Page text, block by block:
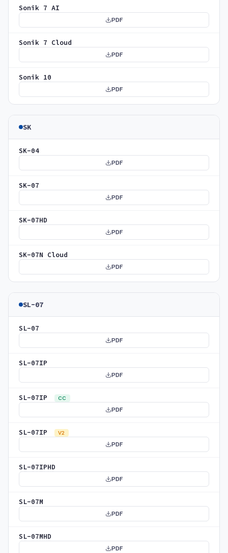
Sonik 7 AI
PDF
Sonik 7 Cloud
PDF
Sonik 10
PDF
SK
SK-04
PDF
SK-07
PDF
SK-07HD
PDF
SK-07N Cloud
PDF
SL-07
SL-07
PDF
SL-07IP
PDF
SL-07IP CC
PDF
SL-07IP V2
PDF
SL-07IPHD
PDF
SL-07M
PDF
SL-07MHD
PDF